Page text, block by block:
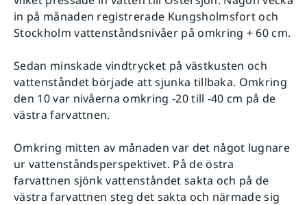
in på månaden registrerade Kungsholmsfort och
Stockholm vattenståndsnivåer på omkring + 60 cm.
Sedan minskade vindtrycket på västkusten och
vattenståndet började att sjunka tillbaka. Omkring
den 10 var nivåerna omkring -20 till -40 cm på de
västra farvattnen.
Omkring mitten av månaden var det något lugnare
ur vattenståndsperspektivet. På de östra
farvattnen sjönk vattenståndet sakta och på de
västra farvattnen steg det sakta och närmade sig